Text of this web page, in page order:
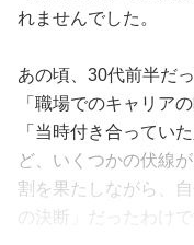
れませんでした。
あの頃、30代前半だ
「職場でのキャリア
「当時付き合ってい
ど、いくつかの伏線
割を果たしながら、
の決断」だったわけで